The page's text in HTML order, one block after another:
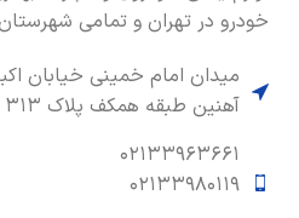
خودرو در تهران و تمامی
میدان امام خمینی خیابان
آهنین طبقه همکف پلاک ۳۱۳
۰۲۱۳۳۹۶۳۶۶۱
۰۲۱۳۳۹۸۰۱۱۹